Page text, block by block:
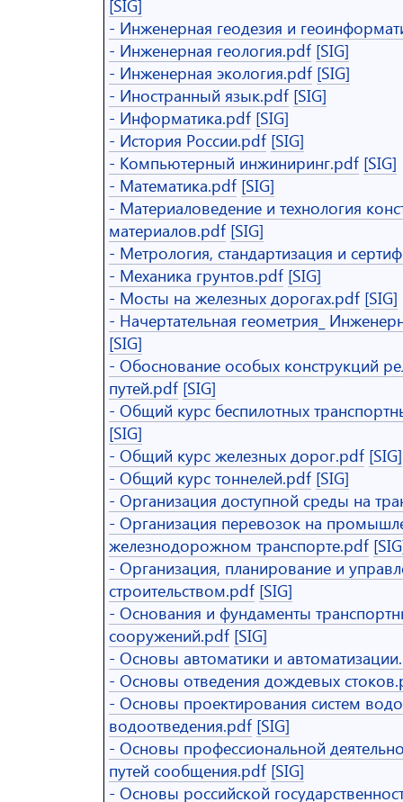
[SIG]
- Инженерная геодезия и
- Инженерная геология.pdf [SIG]
- Инженерная экология.pdf [SIG]
- Иностранный язык.pdf [SIG]
- Информатика.pdf [SIG]
- История России.pdf [SIG]
- Компьютерный инжиниринг.pdf [SIG]
- Математика.pdf [SIG]
- Материаловедение и технология
материалов.pdf [SIG]
- Метрология, стандартизация и
- Механика грунтов.pdf [SIG]
- Мосты на железных дорогах.pdf [SIG]
- Начертательная геометрия_
[SIG]
- Обоснование особых конструкций
путей.pdf [SIG]
- Общий курс беспилотных
[SIG]
- Общий курс железных дорог.pdf [SIG]
- Общий курс тоннелей.pdf [SIG]
- Организация доступной среды на
- Организация перевозок на
железнодорожном транспорте.pdf
- Организация, планирование и
строительством.pdf [SIG]
- Основания и фундаменты
сооружений.pdf [SIG]
- Основы автоматики и
- Основы отведения дождевых
- Основы проектирования систем
водоотведения.pdf [SIG]
- Основы профессиональной
путей сообщения.pdf [SIG]
- Основы российской